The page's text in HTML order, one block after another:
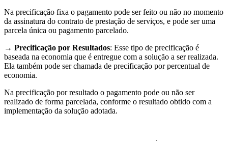
Na precificação fixa o pagamento pode ser feito ou não no momento
da assinatura do contrato de prestação de serviços, e pode ser uma
parcela única ou pagamento parcelado.
→ Precificação por Resultados: Esse tipo de precificação é
baseada na economia que é entregue com a solução a ser realizada.
Ela também pode ser chamada de precificação por percentual de
economia.
Na precificação por resultado o pagamento pode ou não ser
realizado de forma parcelada, conforme o resultado obtido com a
implementação da solução adotada.